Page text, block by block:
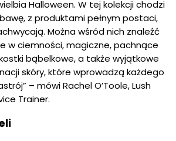
Halloween. W tej kolekcji chodzi
z produktami pełnym postaci,
Można wśród nich znaleźć
w ciemności, magiczne, pachnące
bąbelkowe, a także wyjątkowe
skóry, które wprowadzą każdego
– mówi Rachel O’Toole, Lush
Trainer.